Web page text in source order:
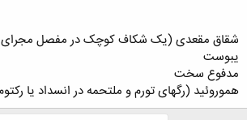
شقاق مقعدی (یک شکاف کوچک در مفصل مجرای
یبوست
مدفوع سخت
هموروئید (رگهای تورم و ملتحمه در انسداد یا